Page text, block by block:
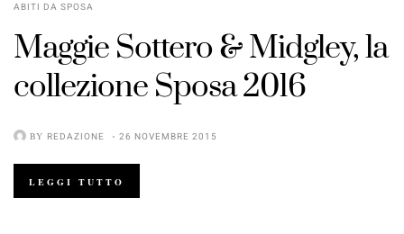
ABITI DA SPOSA
Maggie Sottero & Midgley, la
collezione Sposa 2016
BY REDAZIONE 26 NOVEMBRE 2015
LEGGI TUTTO